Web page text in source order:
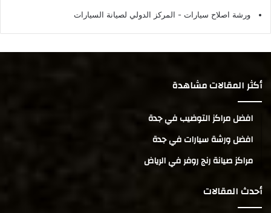
ورشة اصلاح سيارات - المركز الدولي لصيانة السيارات
أكثر المقالات مشاهدة
افضل مراكز التوضيب في جدة
افضل ورشة سيارات في جدة
مراكز صيانة رنج روفر في الرياض
أحدث المقالات